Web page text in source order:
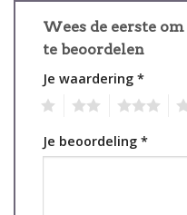
Wees de eerste
te beoordelen
Je waardering *
Je beoordeling *